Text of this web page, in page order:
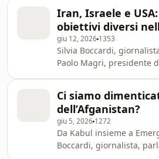
dell’Ucraina' e dell’Europa
capire quale ruolo vuole
guerra con la Russia. FONTI SkyTg24
Rai Sole24Ore TVP WORLD Scopri i
corsi della New Media
scuola di podcasting e
journalism di Chora e
Iran, Israele e
obiettivi diversi
giu 12, 2026 1353
Silvia Boccardi,
Paolo Magri, presidente
Nethanyahu. FONTI: La 7 ONe india
news Learn more about
choices. Visit
megaphone.fm/adchoices
Ci siamo
dell’Afganistan?
giu 5, 2026 1272
Da Kabul insieme a
Boccardi, giornalista,